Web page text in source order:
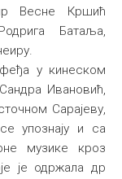
Весне Кршић
Батаља,
у кинеском
Ивановић,
Сарајеву,
упознају и са
музике кроз
је одржала др